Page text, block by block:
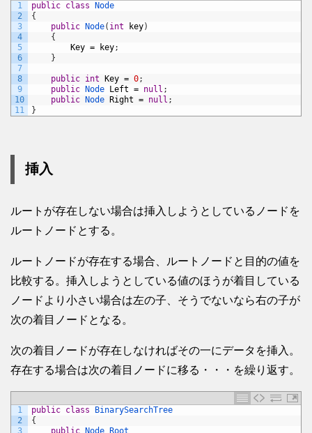
1
2
3
4
5
6
7
8
9
10
11
public class
Node
{
public
Node( int key)
{
Key = key;
}
public int Key = 0;
public
Node Left = null ;
public
Node Right = null ;
}
挿入
ルートが存在しない場合は挿入しようとしているノードを
ルートノードとする。
ルートノードが存在する場合、ルートノードと目的の値を
比較する。挿入しようとしている値のほうが着目している
ノードより小さい場合は左の子、そうでないなら右の子が
次の着目ノードとなる。
次の着目ノードが存在しなければその一にデータを挿入。
存在する場合は次の着目ノードに移る・・・を繰り返す。
1
2
3
public class
BinarySearchTree
{
public
Node
Root